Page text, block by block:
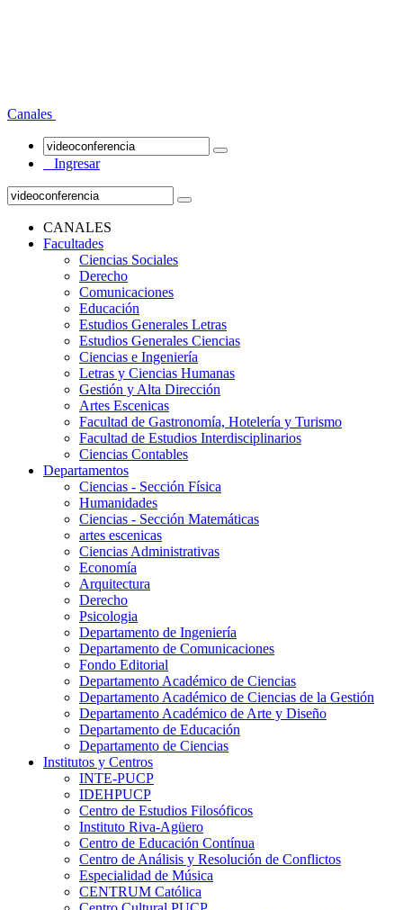
Canales
Ingresar
CANALES
Facultades
Ciencias Sociales
Derecho
Comunicaciones
Educación
Estudios Generales Letras
Estudios Generales Ciencias
Ciencias e Ingeniería
Letras y Ciencias Humanas
Gestión y Alta Dirección
Artes Escenicas
Facultad de Gastronomía, Hotelería y Turismo
Facultad de Estudios Interdisciplinarios
Ciencias Contables
Departamentos
Ciencias - Sección Física
Humanidades
Ciencias - Sección Matemáticas
artes escenicas
Ciencias Administrativas
Economía
Arquitectura
Derecho
Psicologia
Departamento de Ingeniería
Departamento de Comunicaciones
Fondo Editorial
Departamento Académico de Ciencias
Departamento Académico de Ciencias de la Gestión
Departamento Académico de Arte y Diseño
Departamento de Educación
Departamento de Ciencias
Institutos y Centros
INTE-PUCP
IDEHPUCP
Centro de Estudios Filosóficos
Instituto Riva-Agüero
Centro de Educación Contínua
Centro de Análisis y Resolución de Conflictos
Especialidad de Música
CENTRUM Católica